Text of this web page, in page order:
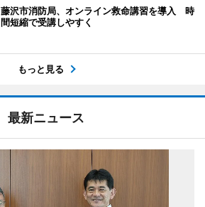
藤沢市消防局、オンライン救命講習を導入 時
間短縮で受講しやすく
もっと見る
最新ニュース